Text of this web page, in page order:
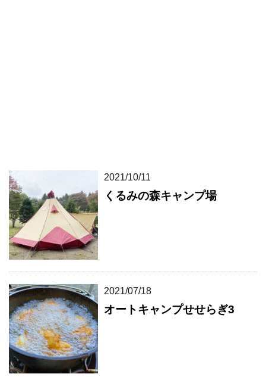
2021/10/11
くるみの森キャンプ場
2021/07/18
オートキャンプせせらぎ3